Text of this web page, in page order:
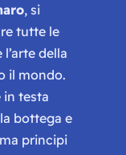
, si
tutte le
della
il mondo.
in testa
bottega e
principi